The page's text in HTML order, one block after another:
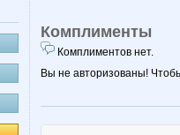
Комплименты
Комплиментов нет.
Вы не авторизованы!